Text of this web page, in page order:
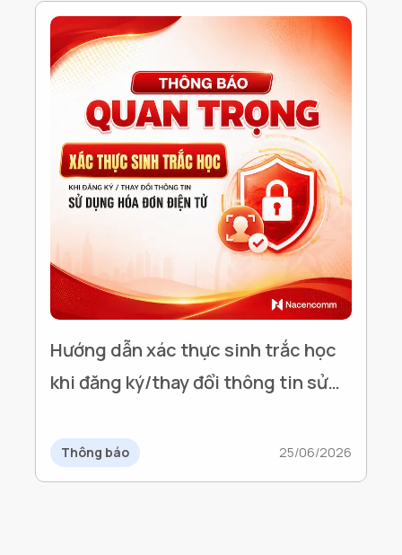
Hướng dẫn xác thực sinh trắc học
khi đăng ký/thay đổi thông tin sử
Thông báo 25/06/2026